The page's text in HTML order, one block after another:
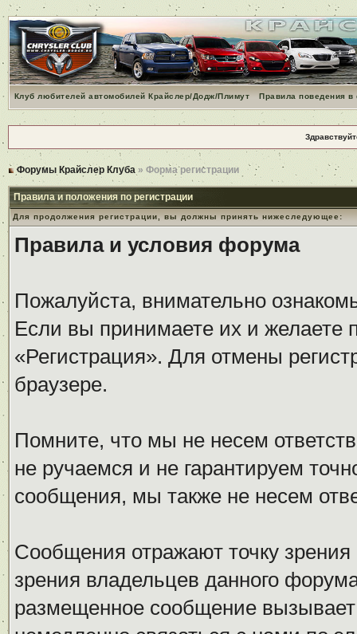
Клуб любителей автомобилей Крайслер/Додж/Плимут Правила поведения
Форумы Крайслер Клуба » Форма регистрации
Правила и положения по регистрации
Для продолжения регистрации, вы должны принять нижеследующее:
Правила и условия форума
Пожалуйста, внимательно
Если вы принимаете их и желаете
«Регистрация». Для отмены
браузере.
Помните, что мы не несем
не ручаемся и не гарантируем
сообщения, мы также не несем
Сообщения отражают точку
зрения владельцев данного
размещенное сообщение